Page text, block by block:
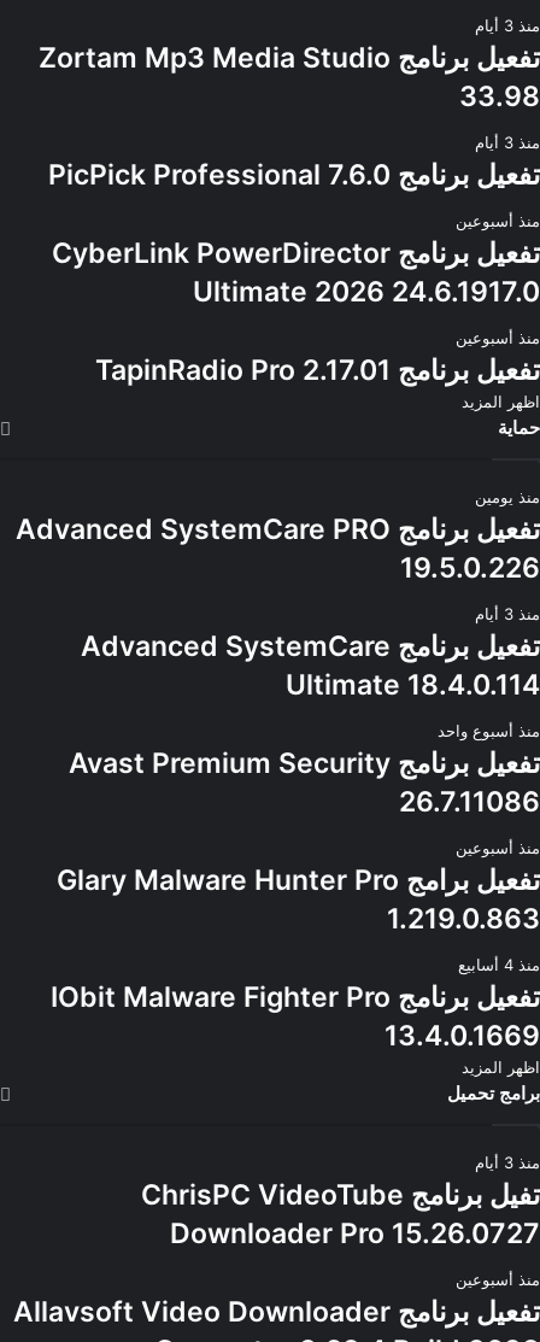
منذ 3 أيام
تفعيل برنامج Zortam Mp3 Media Studio
33.98
منذ 3 أيام
تفعيل برنامج PicPick Professional 7.6.0
منذ أسبوعين
تفعيل برنامج CyberLink PowerDirector
Ultimate 2026 24.6.1917.0
منذ أسبوعين
تفعيل برنامج TapinRadio Pro 2.17.01
اظهر المزيد
حماية
منذ يومين
تفعيل برنامج Advanced SystemCare PRO
19.5.0.226
منذ 3 أيام
تفعيل برنامج Advanced SystemCare
Ultimate 18.4.0.114
منذ أسبوع واحد
تفعيل برنامج Avast Premium Security
26.7.11086
منذ أسبوعين
تفعيل برامج Glary Malware Hunter Pro
1.219.0.863
منذ 4 أسابيع
تفعيل برنامج IObit Malware Fighter Pro
13.4.0.1669
اظهر المزيد
برامج تحميل
منذ 3 أيام
تفيل برنامج ChrisPC VideoTube
Downloader Pro 15.26.0727
منذ أسبوعين
تفعيل برنامج Allavsoft Video Downloader